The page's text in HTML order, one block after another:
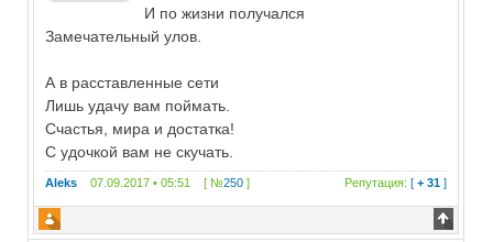
И по жизни получался
Замечательный улов.
А в расставленные сети
Лишь удачу вам поймать.
Счастья, мира и достатка!
С удочкой вам не скучать.
Aleks 07.09.2017 • 05:51 [ №250 ] Репутация: [+ 31 ]